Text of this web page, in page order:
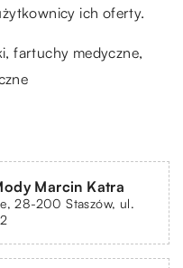
ich oferty.
fartuchy medyczne,
Marcin Katra
28-200 Staszów, ul.